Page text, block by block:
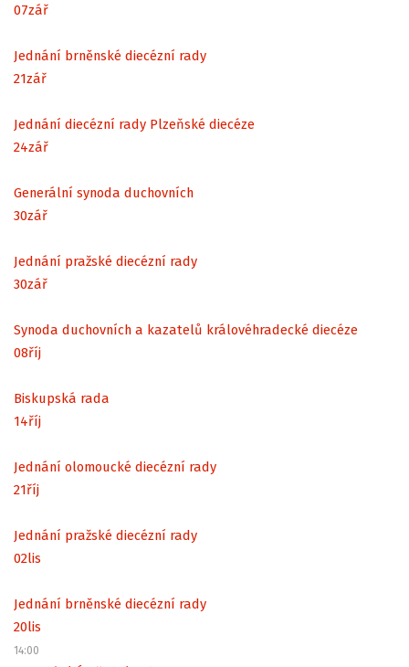
07zář
Jednání brněnské diecézní rady
21zář
Jednání diecézní rady Plzeňské diecéze
24zář
Generální synoda duchovních
30zář
Jednání pražské diecézní rady
30zář
Synoda duchovních a kazatelů královéhradecké diecéze
08říj
Biskupská rada
14říj
Jednání olomoucké diecézní rady
21říj
Jednání pražské diecézní rady
02lis
Jednání brněnské diecézní rady
20lis
14:00